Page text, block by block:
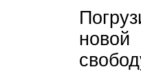
новой